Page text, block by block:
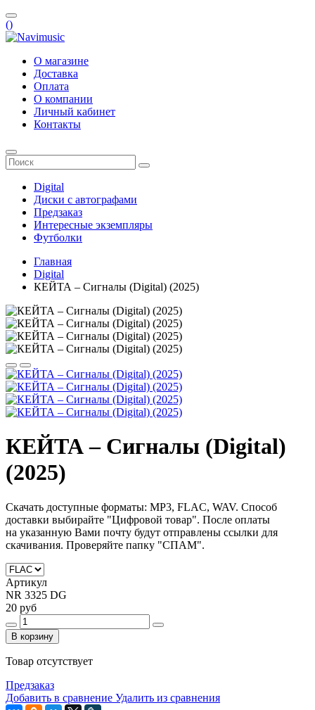
()
О магазине
Доставка
Оплата
О компании
Личный кабинет
Контакты
Digital
Диски с автографами
Предзаказ
Интересные экземпляры
Футболки
Главная
Digital
КЕЙТА – Сигналы (Digital) (2025)
КЕЙТА – Сигналы (Digital)
(2025)
Скачать доступные форматы: MP3, FLAC, WAV. Способ
доставки выбирайте "Цифровой товар". После оплаты
на указанную Вами почту будут отправлены ссылки для
скачивания. Проверяйте папку "СПАМ".
Артикул
NR 3325 DG
20 руб
В корзину
Товар отсутствует
Предзаказ
Добавить в сравнение Удалить из сравнения